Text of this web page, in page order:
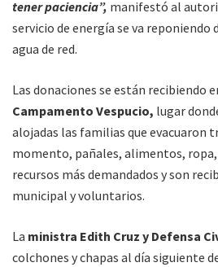
tener paciencia”, manifestó al
servicio de energía se va reponiendo
agua de red.
Las donaciones se están recibiendo
Campamento Vespucio, lugar
alojadas las familias que evacuaron
momento, pañales, alimentos,
recursos más demandados y son
municipal y voluntarios.
La ministra Edith Cruz y Defensa
colchones y chapas al día siguiente